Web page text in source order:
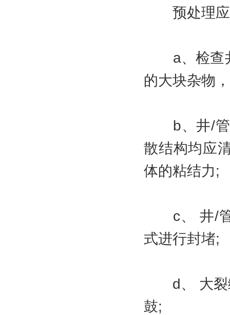
预处理应
a、检查井
的大块杂物
b、井/管
散结构均应
体的粘结力;
c、 井/管
式进行封堵;
d、 大裂缝
鼓;